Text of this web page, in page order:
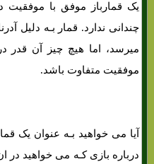
یک قمارباز موفق با موفقیت
چندانی ندارد. قمار بـه دلیل
میرسد، اما هیچ چیز آن قدر
موفقیت متفاوت باشد.
آیا می خواهید بـه عنوان یک
درباره بازی کـه می خواهید در